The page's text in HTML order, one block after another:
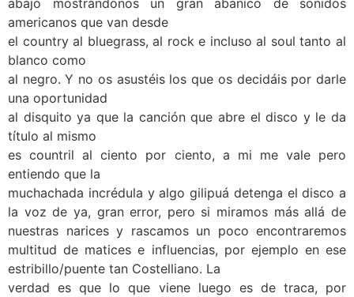
americanos que van desde
el country al bluegrass, al rock e incluso al soul tanto al
blanco como
al negro. Y no os asustéis los que os decidáis por darle
una oportunidad
al disquito ya que la canción que abre el disco y le da
título al mismo
es countril al ciento por ciento, a mi me vale pero
entiendo que la
muchachada incrédula y algo gilipuá detenga el disco a
la voz de ya, gran error, pero si miramos más allá de
nuestras narices y rascamos un poco encontraremos
multitud de matices e influencias, por ejemplo en ese
estribillo/puente tan Costelliano. La
verdad es que lo que viene luego es de traca, por